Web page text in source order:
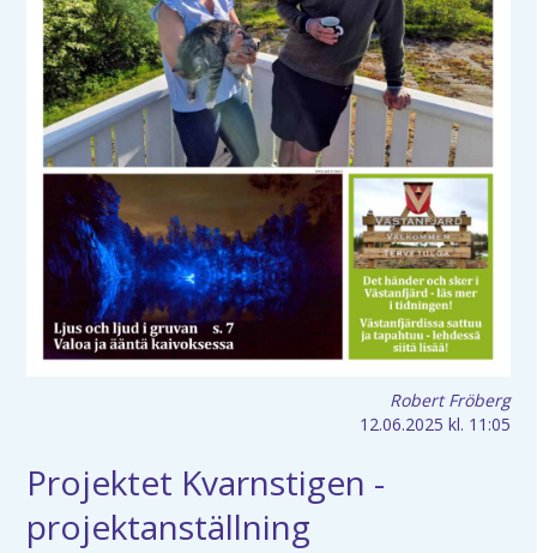
Robert Fröberg
12.06.2025 kl. 11:05
Projektet Kvarnstigen -
projektanställning